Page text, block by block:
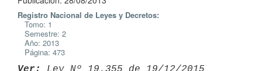
Registro Nacional de Leyes y Decretos:
Tomo: 1
Semestre: 2
Año: 2013
Página: 473